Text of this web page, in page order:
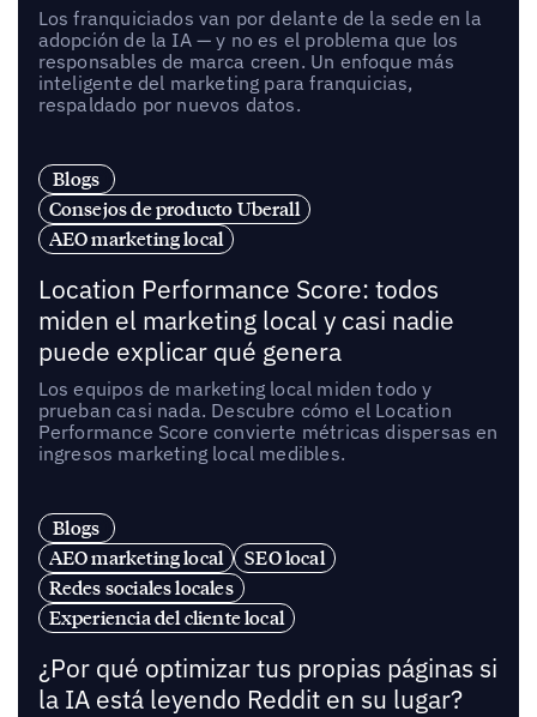
Los franquiciados van por delante de la sede en la
adopción de la IA — y no es el problema que los
responsables de marca creen. Un enfoque más
inteligente del marketing para franquicias,
respaldado por nuevos datos.
Blogs
Consejos de producto Uberall
AEO marketing local
Location Performance Score: todos
miden el marketing local y casi nadie
puede explicar qué genera
Los equipos de marketing local miden todo y
prueban casi nada. Descubre cómo el Location
Performance Score convierte métricas dispersas en
ingresos marketing local medibles.
Blogs
AEO marketing local
SEO local
Redes sociales locales
Experiencia del cliente local
¿Por qué optimizar tus propias páginas si
la IA está leyendo Reddit en su lugar?